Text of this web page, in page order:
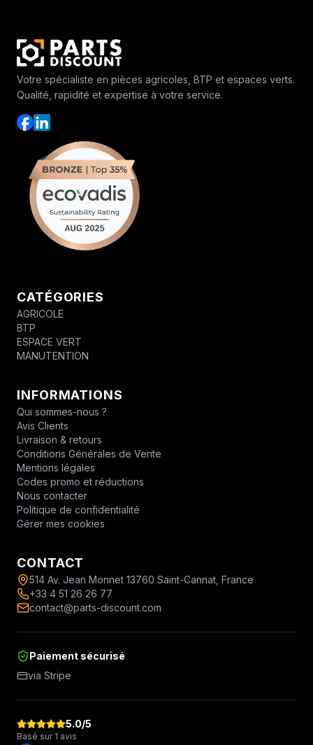
Votre spécialiste en pièces agricoles, BTP et espaces verts.
Qualité, rapidité et expertise à votre service.
CATÉGORIES
AGRICOLE
BTP
ESPACE VERT
MANUTENTION
INFORMATIONS
Qui sommes-nous ?
Avis Clients
Livraison & retours
Conditions Générales de Vente
Mentions légales
Codes promo et réductions
Nous contacter
Politique de confidentialité
Gérer mes cookies
CONTACT
514 Av. Jean Monnet 13760 Saint-Cannat, France
+33 4 51 26 26 77
contact@parts-discount.com
Paiement sécurisé
via Stripe
5.0/5
Basé sur 1 avis